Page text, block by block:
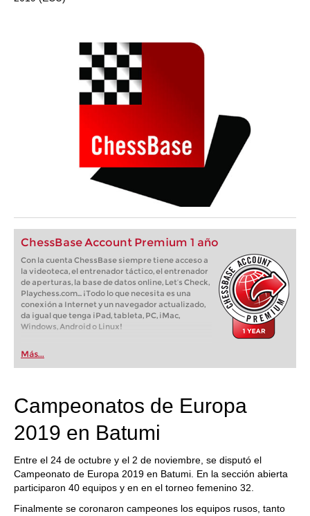
ChessBase Account Premium 1 año
Con la cuenta ChessBase siempre tiene acceso a
la videoteca, el entrenador táctico, el entrenador
de aperturas, la base de datos online, Let’s Check,
Playchess.com... ¡Todo lo que necesita es una
conexión a Internet y un navegador actualizado,
da igual que tenga iPad, tableta, PC, iMac,
Windows, Android o Linux!
Más...
Campeonatos de Europa
2019 en Batumi
Entre el 24 de octubre y el 2 de noviembre, se disputó el
Campeonato de Europa 2019 en Batumi. En la sección abierta
participaron 40 equipos y en en el torneo femenino 32.
Finalmente se coronaron campeones los equipos rusos, tanto